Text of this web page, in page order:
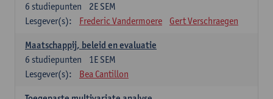
2E SEM
6 studiepunten
Lesgever(s):
Frederic Vandermoere Gert Verschraegen
Maatschappij, beleid en evaluatie
1E SEM
6 studiepunten
Lesgever(s):
Bea Cantillon